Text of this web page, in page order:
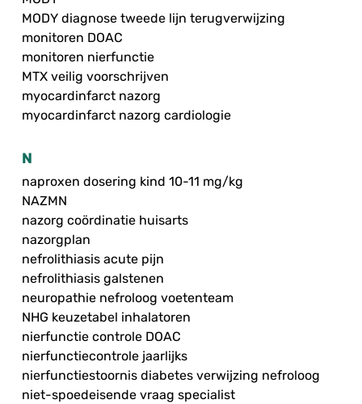
MODY diagnose tweede lijn terugverwijzing
monitoren DOAC
monitoren nierfunctie
MTX veilig voorschrijven
myocardinfarct nazorg
myocardinfarct nazorg cardiologie
N
naproxen dosering kind 10-11 mg/kg
NAZMN
nazorg coördinatie huisarts
nazorgplan
nefrolithiasis acute pijn
nefrolithiasis galstenen
neuropathie nefroloog voetenteam
NHG keuzetabel inhalatoren
nierfunctie controle DOAC
nierfunctiecontrole jaarlijks
nierfunctiestoornis diabetes verwijzing nefroloog
niet-spoedeisende vraag specialist